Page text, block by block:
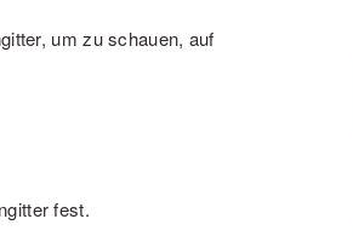
um zu schauen, auf
fest.